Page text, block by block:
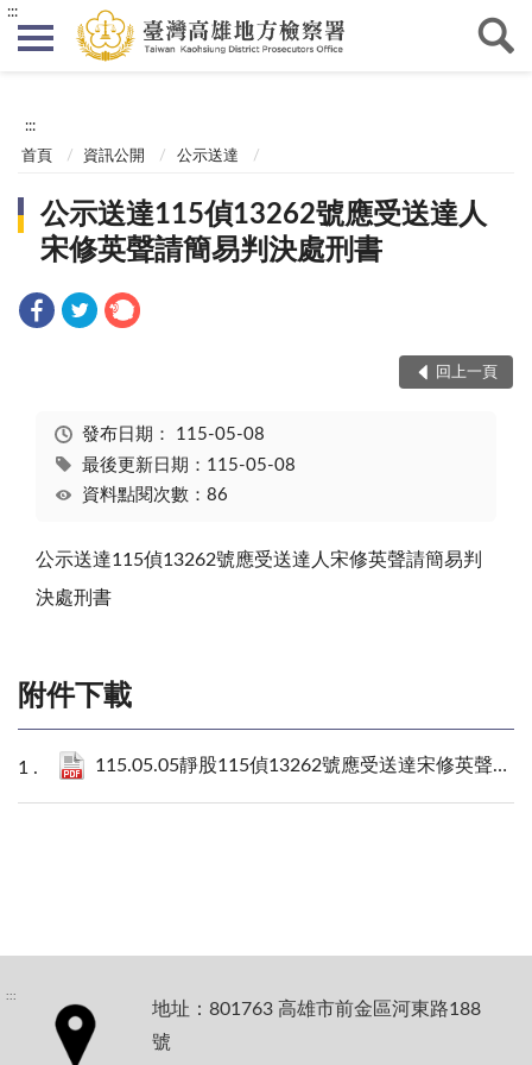
:::
:::
首頁 資訊公開 公示送達
公示送達115偵13262號應受送達人
宋修英聲請簡易判決處刑書
回上一頁
發布日期： 115-05-08
最後更新日期：115-05-08
資料點閱次數：86
公示送達115偵13262號應受送達人宋修英聲請簡易判
決處刑書
附件下載
115.05.05靜股115偵13262號應受送達宋修英聲請簡易判決處刑書.pdf
:::
地址：801763 高雄市前金區河東路188
號